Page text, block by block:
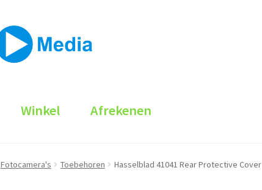
Winkel Afrekenen
Fotocamera's Toebehoren Hasselblad 41041 Rear Protective Cover